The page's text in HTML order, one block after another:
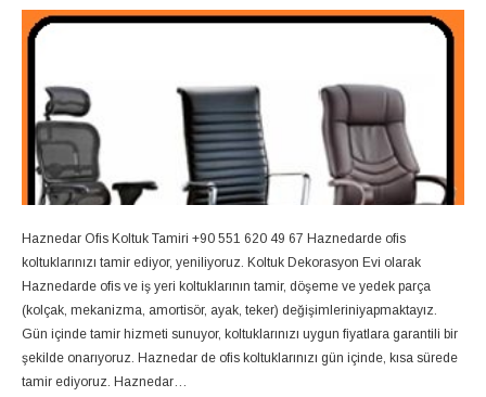
Haznedar Ofis Koltuk Tamiri +90 551 620 49 67 Haznedarde ofis
koltuklarınızı tamir ediyor, yeniliyoruz. Koltuk Dekorasyon Evi olarak
Haznedarde ofis ve iş yeri koltuklarının tamir, döşeme ve yedek parça
(kolçak, mekanizma, amortisör, ayak, teker) değişimleriniyapmaktayız.
Gün içinde tamir hizmeti sunuyor, koltuklarınızı uygun fiyatlara garantili bir
şekilde onarıyoruz. Haznedar de ofis koltuklarınızı gün içinde, kısa sürede
tamir ediyoruz. Haznedar…